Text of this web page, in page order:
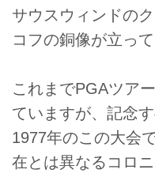
サウスウィンドの
コフの銅像が立って
これまでPGAツア
ていますが、記念
1977年のこの大会
在とは異なるコロ